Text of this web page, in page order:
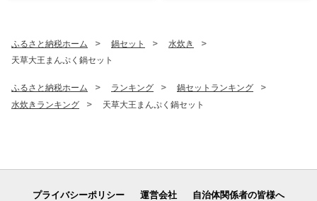
ふるさと納税ホーム 鍋セット
水炊き
天草大王まんぷく鍋セット
ふるさと納税ホーム ランキング
鍋セットランキング
水炊きランキング
天草大王まんぷく鍋セット
プライバシーポリシー 運営会社 自治体関係者の皆様へ